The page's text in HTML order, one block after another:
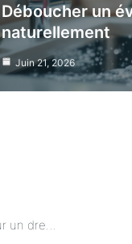
Déboucher un
naturellement
Juin 21, 2026
Mode automnale : les pièces essentielles pour un dressing stylé et pratique